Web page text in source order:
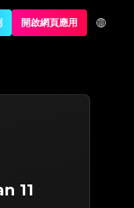
開啟網頁應用
11